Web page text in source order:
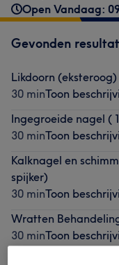
Open Vandaag:
Gevonden
Likdoorn (eksteroog)
30 minToon
Ingegroeide nagel (
30 minToon
Kalknagel en
spijker)
30 minToon
Wratten
30 minToon